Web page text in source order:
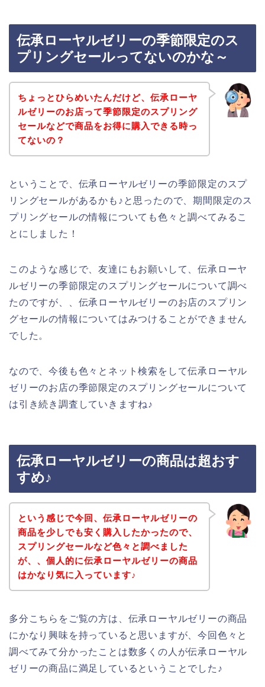
伝承ローヤルゼリーの季節限定のス
プリングセールってないのかな～
ちょっとひらめいたんだけど、伝承ローヤ
ルゼリーのお店って季節限定のスプリング
セールなどで商品をお得に購入できる時っ
てないの？
ということで、伝承ローヤルゼリーの季節限定のスプ
リングセールがあるかも♪と思ったので、期間限定のス
プリングセールの情報についても色々と調べてみるこ
とにしました！
このような感じで、友達にもお願いして、伝承ローヤ
ルゼリーの季節限定のスプリングセールについて調べ
たのですが、、伝承ローヤルゼリーのお店のスプリン
グセールの情報についてはみつけることができません
でした。
なので、今後も色々とネット検索をして伝承ローヤル
ゼリーのお店の季節限定のスプリングセールについて
は引き続き調査していきますね♪
伝承ローヤルゼリーの商品は超おす
すめ♪
という感じで今回、伝承ローヤルゼリーの
商品を少しでも安く購入したかったので、
スプリングセールなど色々と調べました
が、、個人的に伝承ローヤルゼリーの商品
はかなり気に入っています♪
多分こちらをご覧の方は、伝承ローヤルゼリーの商品
にかなり興味を持っていると思いますが、今回色々と
調べてみて分かったことは数多くの人が伝承ローヤル
ゼリーの商品に満足しているということでした♪